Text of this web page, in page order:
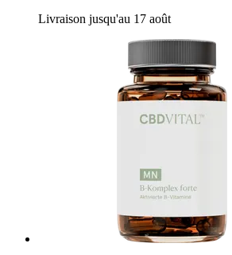
Livraison jusqu'au 17 août